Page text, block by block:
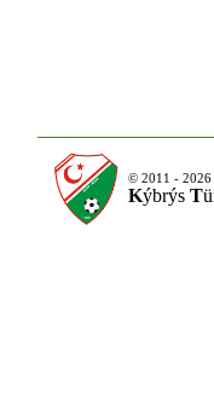
© 2011 - 2026
Kýbrýs T